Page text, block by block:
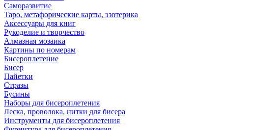
Саморазвитие
Таро, метафорические карты, эзотерика
Аксессуары для книг
Рукоделие и творчество
Алмазная мозаика
Картины по номерам
Бисероплетение
Бисер
Пайетки
Стразы
Бусины
Наборы для бисероплетения
Леска, проволока, нитки для бисера
Инструменты для бисероплетения